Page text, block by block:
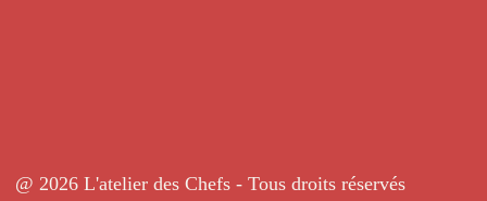
@ 2026 L'atelier des Chefs - Tous droits réservés